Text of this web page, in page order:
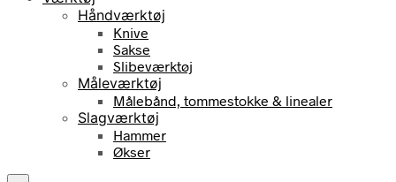
Håndværktøj
Knive
Sakse
Slibeværktøj
Måleværktøj
Målebånd, tommestokke & linealer
Slagværktøj
Hammer
Økser